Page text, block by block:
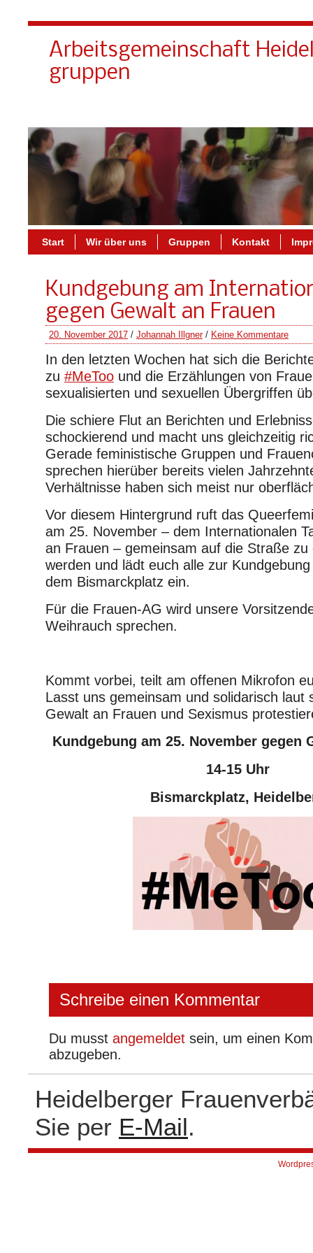
Arbeitsgemeinschaft
gruppen
Start Wir über uns Gruppen Kontakt
Kundgebung am
gegen Gewalt an Frauen
20. November 2017 / Johannah Illgner/ Keine Kommentare
In den letzten Wochen hat sich die
zu #MeToo und die Erzählungen von
sexualisierten und sexuellen Übergriffen
Die schiere Flut an Berichten und
schockierend und macht uns gleichzeitig
Gerade feministische Gruppen und
sprechen hierüber bereits vielen
Verhältnisse haben sich meist nur
Vor diesem Hintergrund ruft das
am 25. November – dem Internationalen
an Frauen – gemeinsam auf die Straße
werden und lädt euch alle zur
dem Bismarckplatz ein.
Für die Frauen-AG wird unsere
Weihrauch sprechen.
Kommt vorbei, teilt am offenen Mikrofon
Lasst uns gemeinsam und solidarisch laut
Gewalt an Frauen und Sexismus
Kundgebung am 25. November gegen
14-15 Uhr
Bismarckplatz,
Schreibe einen Kommentar
Du musst angemeldet sein, um einen
abzugeben.
Heidelberger
Sie per E-Mail.